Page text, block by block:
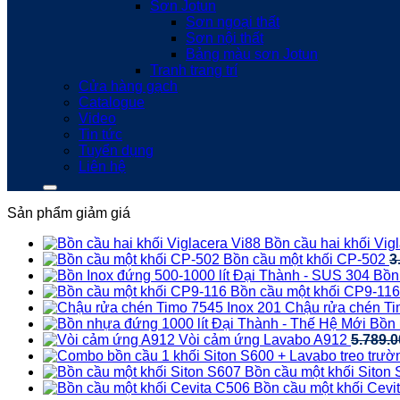
Sơn Jotun
Sơn ngoại thất
Sơn nội thất
Bảng màu sơn Jotun
Tranh trang trí
Cửa hàng gạch
Catalogue
Video
Tin tức
Tuyển dụng
Liên hệ
Sản phẩm giảm giá
Bồn cầu hai khối
Bồn cầu một khối CP-502
Bồn cầu một khối CP9-116
Chậu rửa chén
Vòi cảm ứng Lavabo A912
Bồn cầu một khối Siton
Bồn cầu một khối